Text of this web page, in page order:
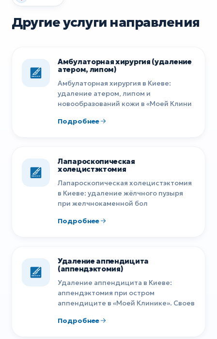
Другие услуги направления
Амбулаторная хирургия (удаление
атером, липом)
Амбулаторная хирургия в Киеве:
удаление атером, липом и
новообразований кожи в «Моей Клини
Подробнее
Лапароскопическая
холецистэктомия
Лапароскопическая холецистэктомия
в Киеве: удаление жёлчного пузыря
при желчнокаменной бол
Подробнее
Удаление аппендицита
(аппендэктомия)
Удаление аппендицита в Киеве:
аппендэктомия при остром
аппендиците в «Моей Клинике». Своев
Подробнее